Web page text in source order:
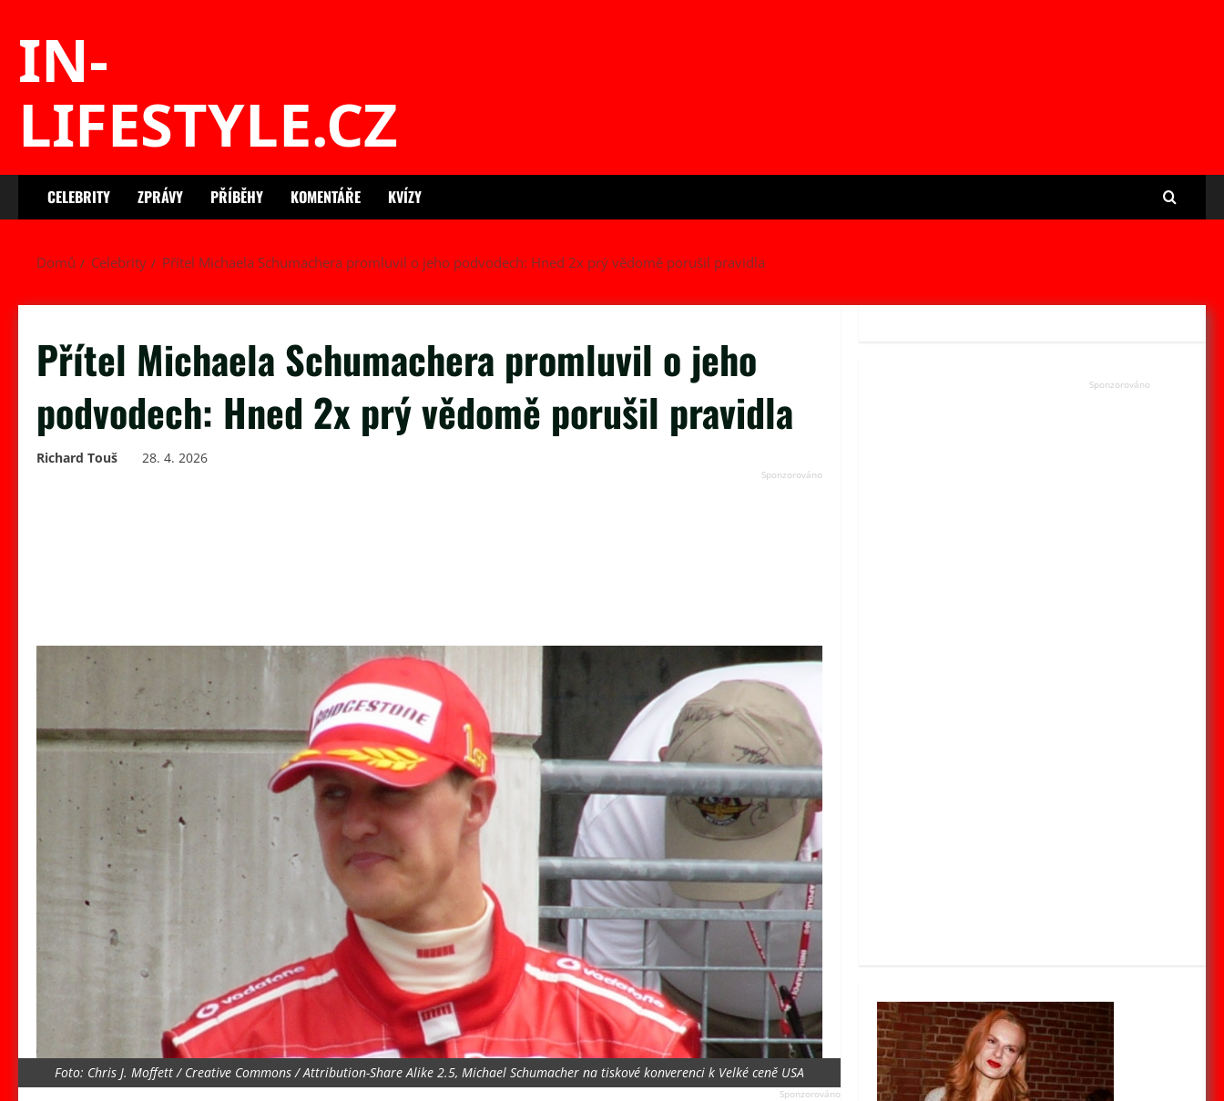
IN-
LIFESTYLE.CZ
CELEBRITY ZPRÁVY PŘÍBĚHY KOMENTÁŘE KVÍZY
Domů Celebrity Přítel Michaela Schumachera promluvil o jeho podvodech: Hned 2x prý vědomě porušil pravidla
Přítel Michaela Schumachera promluvil o jeho
podvodech: Hned 2x prý vědomě porušil pravidla
Richard Touš 28. 4. 2026
Foto: Chris J. Moffett / Creative Commons / Attribution-Share Alike 2.5, Michael Schumacher na tiskové konverenci k Velké ceně USA